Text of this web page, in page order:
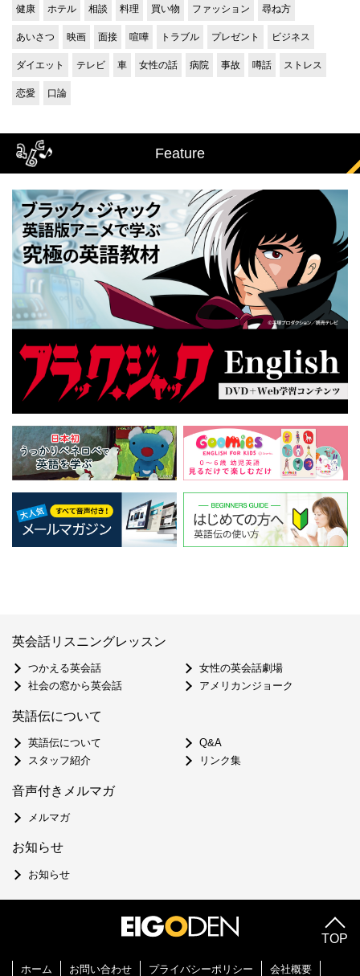
健康 ホテル 相談 料理 買い物 ファッション 尋ね方
あいさつ 映画 面接 喧嘩 トラブル プレゼント ビジネス
ダイエット テレビ 車 女性の話 病院 事故 噂話 ストレス
恋愛 口論
Feature
英会話リスニングレッスン
つかえる英会話
女性の英会話劇場
社会の窓から英会話
アメリカンジョーク
英語伝について
英語伝について
Q&A
スタッフ紹介
リンク集
音声付きメルマガ
メルマガ
お知らせ
お知らせ
ホーム お問い合わせ プライバシーポリシー 会社概要
TOP